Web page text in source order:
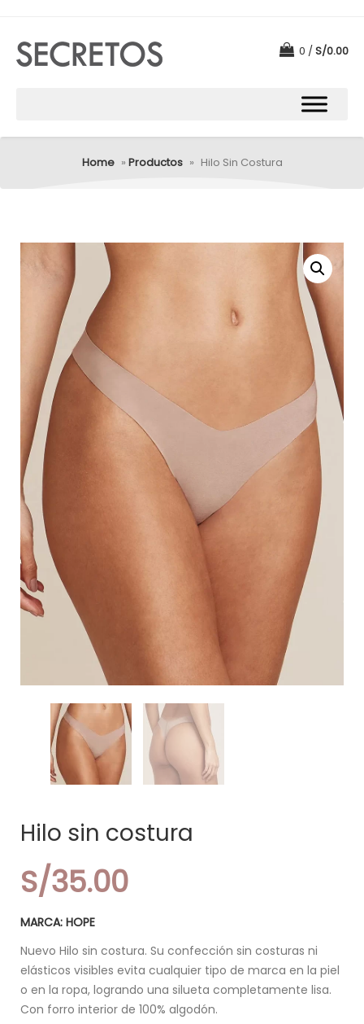
0 S/0.00
Home » Productos » Hilo Sin Costura
Hilo sin costura
S/35.00
MARCA: HOPE
Nuevo Hilo sin costura. Su confección sin costuras ni
elásticos visibles evita cualquier tipo de marca en la piel
o en la ropa, logrando una silueta completamente lisa.
Con forro interior de 100% algodón.